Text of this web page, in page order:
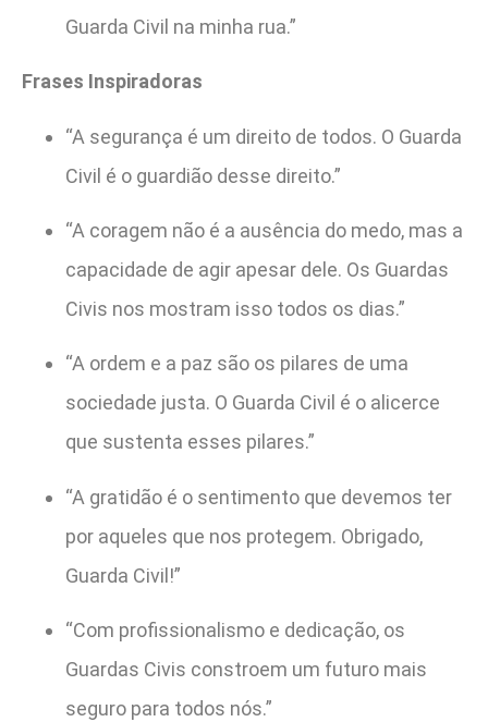
Guarda Civil na minha rua.”
Frases Inspiradoras
“A segurança é um direito de todos. O Guarda
Civil é o guardião desse direito.”
“A coragem não é a ausência do medo, mas a
capacidade de agir apesar dele. Os Guardas
Civis nos mostram isso todos os dias.”
“A ordem e a paz são os pilares de uma
sociedade justa. O Guarda Civil é o alicerce
que sustenta esses pilares.”
“A gratidão é o sentimento que devemos ter
por aqueles que nos protegem. Obrigado,
Guarda Civil!”
“Com profissionalismo e dedicação, os
Guardas Civis constroem um futuro mais
seguro para todos nós.”